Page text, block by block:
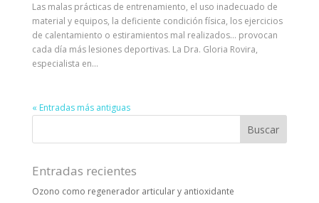
Las malas prácticas de entrenamiento, el uso inadecuado de
material y equipos, la deficiente condición física, los ejercicios
de calentamiento o estiramientos mal realizados… provocan
cada día más lesiones deportivas. La Dra. Gloria Rovira,
especialista en...
« Entradas más antiguas
Entradas recientes
Ozono como regenerador articular y antioxidante